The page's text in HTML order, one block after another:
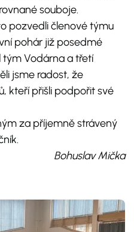
souboje.
pozvedli členové týmu
pohár již posedmé
tým Vodárna a třetí
jsme radost, že
kteří přišli podpořit své
za příjemně strávený
Bohuslav Mička